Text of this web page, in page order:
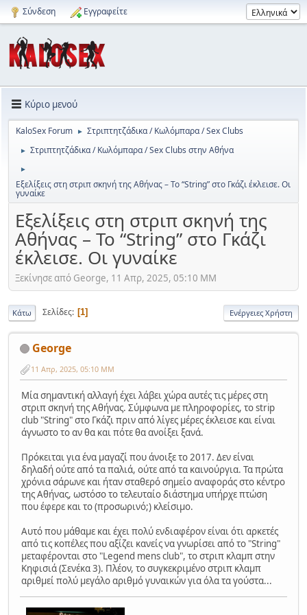
Σύνδεση Εγγραφείτε
Κύριο μενού
KaloSex Forum ► Στριπτητζάδικα / Κωλόμπαρα / Sex Clubs
► Στριπτητζάδικα / Κωλόμπαρα / Sex Clubs στην Αθήνα
►
Εξελίξεις στη στριπ σκηνή της Αθήνας – Το “String” στο Γκάζι έκλεισε. Οι
γυναίκε
Εξελίξεις στη στριπ σκηνή της
Αθήνας – Το “String” στο Γκάζι
έκλεισε. Οι γυναίκε
Ξεκίνησε από George, 11 Απρ, 2025, 05:10 ΜΜ
Κάτω Σελίδες 1 Ενέργειες Χρήστη
George
11 Απρ, 2025, 05:10 ΜΜ
Μία σημαντική αλλαγή έχει λάβει χώρα αυτές τις μέρες στη
στριπ σκηνή της Αθήνας. Σύμφωνα με πληροφορίες, το strip
club "String" στο Γκάζι πριν από λίγες μέρες έκλεισε και είναι
άγνωστο το αν θα και πότε θα ανοίξει ξανά.
Πρόκειται για ένα μαγαζί που άνοιξε το 2017. Δεν είναι
δηλαδή ούτε από τα παλιά, ούτε από τα καινούργια. Τα πρώτα
χρόνια σάρωνε και ήταν σταθερό σημείο αναφοράς στο κέντρο
της Αθήνας, ωστόσο το τελευταίο διάστημα υπήρχε πτώση
που έφερε και το (προσωρινό;) κλείσιμο.
Αυτό που μάθαμε και έχει πολύ ενδιαφέρον είναι ότι αρκετές
από τις κοπέλες που αξίζει κανείς να γνωρίσει από το "String"
μεταφέρονται στο "Legend mens club", το στριπ κλαμπ στην
Κηφισιά (Σενέκα 3). Πλέον, το συγκεκριμένο στριπ κλαμπ
αριθμεί πολύ μεγάλο αριθμό γυναικών για όλα τα γούστα...